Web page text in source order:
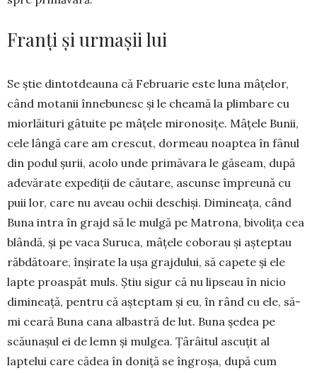
Franți și urmașii lui
Se știe dintotdeauna că Fe­bru­arie este luna mâțelor,
când mo­tanii înnebunesc și le chea­mă la plimbare cu
miorlăituri gâtuite pe mâțele mi­ro­­no­sițe. Mâțele Bunii,
cele lângă care am crescut, dor­meau noaptea în fânul
din podul șurii, acolo unde primăvara le găseam, după
adevărate expediții de căutare, ascunse împreună cu
puii lor, care nu aveau ochii deschiși. Dimineața, când
Buna intra în grajd să le mulgă pe Matrona, bivolița cea
blândă, și pe vaca Suruca, mâțele coborau și așteptau
răb­dă­toare, înșirate la ușa grajdului, să capete și ele
lapte proas­păt muls. Știu sigur că nu lipseau în nicio
dimineață, pentru că așteptam și eu, în rând cu ele, să-
mi ceară Buna cana albastră de lut. Buna ședea pe
scăunașul ei de lemn și mulgea. Țârâitul ascuțit al
laptelui care cădea în doniță se îngroșa, după cum